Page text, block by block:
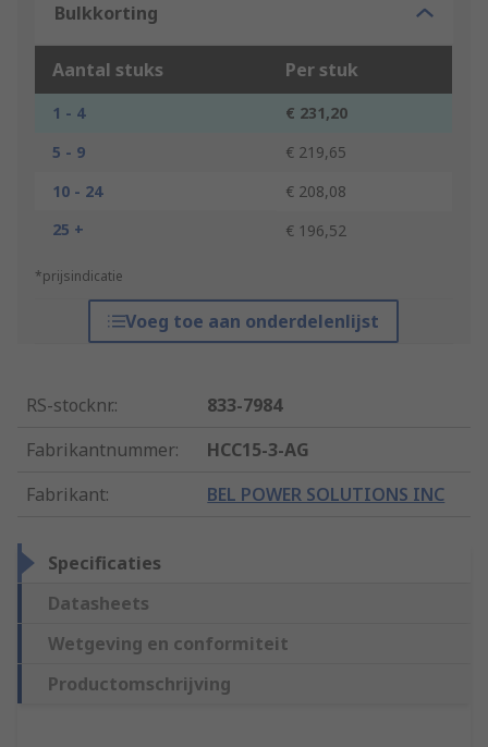
Bulkkorting
Aantal stuks Per stuk
1 - 4
€ 231,20
5 - 9
€ 219,65
10 - 24
€ 208,08
25 +
€ 196,52
*prijsindicatie
Voeg toe aan onderdelenlijst
RS-stocknr.:
833-7984
Fabrikantnummer:
HCC15-3-AG
Fabrikant: BEL POWER SOLUTIONS INC
Specificaties
Datasheets
Wetgeving en conformiteit
Productomschrijving